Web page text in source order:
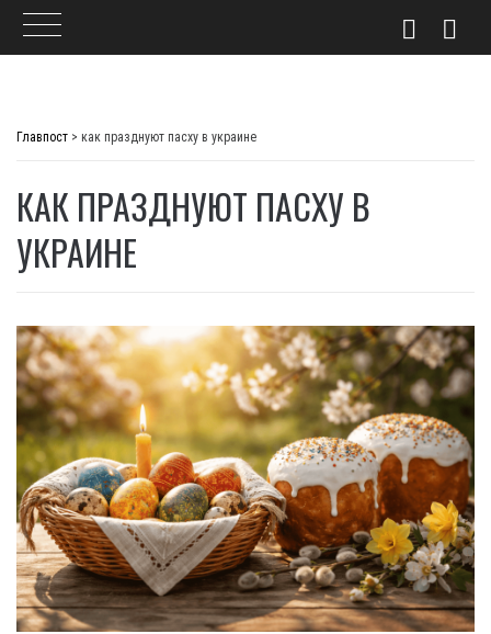
Главпост > как празднуют пасху в украине
КАК ПРАЗДНУЮТ ПАСХУ В
УКРАИНЕ